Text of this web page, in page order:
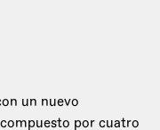
un nuevo
por cuatro